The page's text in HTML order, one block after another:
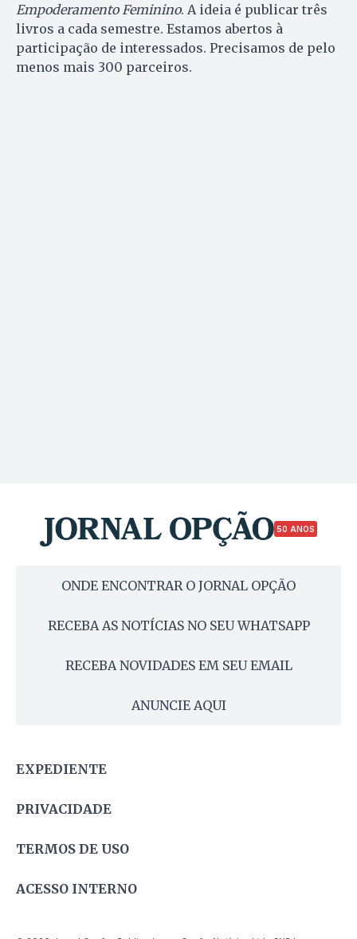
Empoderamento Feminino. A ideia é publicar três
livros a cada semestre. Estamos abertos à
participação de interessados. Precisamos de pelo
menos mais 300 parceiros.
50 ANOS
ONDE ENCONTRAR O JORNAL OPÇÃO
RECEBA AS NOTÍCIAS NO SEU WHATSAPP
RECEBA NOVIDADES EM SEU EMAIL
ANUNCIE AQUI
EXPEDIENTE
PRIVACIDADE
TERMOS DE USO
ACESSO INTERNO